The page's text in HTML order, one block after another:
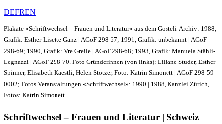
DEFREN
Plakate «Schriftwechsel – Frauen und Literatur» aus dem Gosteli-Archiv: 1988,
Grafik: Esther-Lisette Ganz | AGoF 298-67; 1991, Grafik: unbekannt | AGoF
298-69; 1990, Grafik: Vre Greile | AGoF 298-68; 1993, Grafik: Manuela Stähli-
Legnazzi | AGoF 298-70. Foto Gründerinnen (von links): Liliane Studer, Esther
Spinner, Elisabeth Kaestli, Helen Stotzer, Foto: Katrin Simonett | AGoF 298-59-
0002; Fotos Veranstaltungen «Schriftwechsel»: 1990 | 1988, Kanzlei Zürich,
Fotos: Katrin Simonett.
Schriftwechsel – Frauen und Literatur | Schweiz